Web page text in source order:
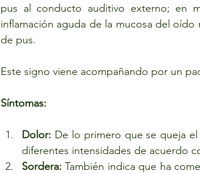
pus al conducto auditivo externo; en
inflamación aguda de la mucosa del
de pus.
Este signo viene acompañando por un
Síntomas:
Dolor: De lo primero que se queja
diferentes intensidades de acuerdo
Sordera: También indica que ha